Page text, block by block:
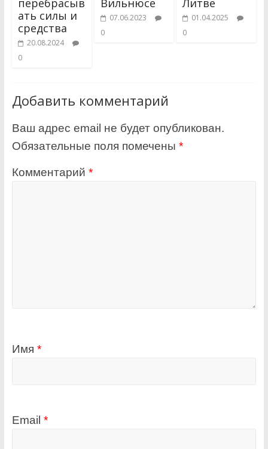
перебрасыв
ать силы и
средства
20.08.2024
0
Вильнюсе
07.06.2023
0
Литве
01.04.2025
0
Добавить комментарий
Ваш адрес email не будет опубликован.
Обязательные поля помечены *
Комментарий *
Имя *
Email *